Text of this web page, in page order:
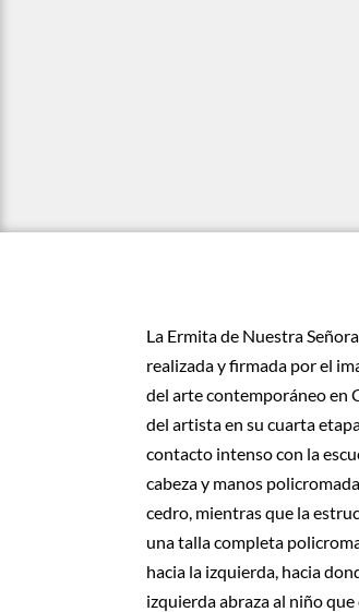
La Ermita de Nuestra
realizada y firmada por el
del arte contemporáneo en
del artista en su cuarta
contacto intenso con la
cabeza y manos
cedro, mientras que la
una talla completa
hacia la izquierda, hacia
izquierda abraza al niño que